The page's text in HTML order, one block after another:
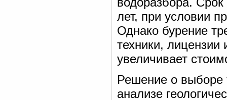
лет, при условии
Однако бурение
техники,
увеличивает
Решение о выборе
анализе